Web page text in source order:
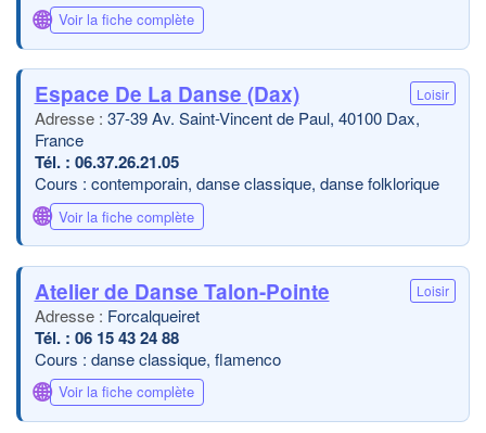
🌐 Voir la fiche complète
Espace De La Danse (Dax) Loisir
37-39 Av. Saint-Vincent de Paul, 40100 Dax,
France
06.37.26.21.05
Cours : contemporain, danse classique, danse folklorique
🌐 Voir la fiche complète
Atelier de Danse Talon-Pointe Loisir
Forcalqueiret
06 15 43 24 88
Cours : danse classique, flamenco
🌐 Voir la fiche complète